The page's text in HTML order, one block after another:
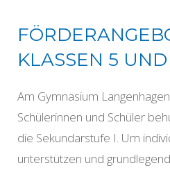
KLASSEN 5
Am Gymnasium
Schülerinnen und Schüler
die Sekundarstufe I. Um
unterstützen und